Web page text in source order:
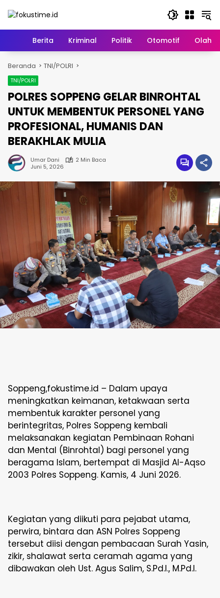
HomeBerita Kriminal Politik Otomotif
Beranda TNI/POLRI
TNI/POLRI
POLRES SOPPENG GELAR BINROHTAL
UNTUK MEMBENTUK PERSONEL YANG
PROFESIONAL, HUMANIS DAN
BERAKHLAK MULIA
Umar Dani
2 Min Baca
Juni 5, 2026
Soppeng,fokustime.id – Dalam upaya
meningkatkan keimanan, ketakwaan serta
membentuk karakter personel yang
berintegritas, Polres Soppeng kembali
melaksanakan kegiatan Pembinaan Rohani
dan Mental (Binrohtal) bagi personel yang
beragama Islam, bertempat di Masjid Al-Aqso
2003 Polres Soppeng. Kamis, 4 Juni 2026.
Kegiatan yang diikuti para pejabat utama,
perwira, bintara dan ASN Polres Soppeng
tersebut diisi dengan pembacaan Surah Yasin,
zikir, shalawat serta ceramah agama yang
dibawakan oleh Ust. Agus Salim, S.Pd.I., M.Pd.I.